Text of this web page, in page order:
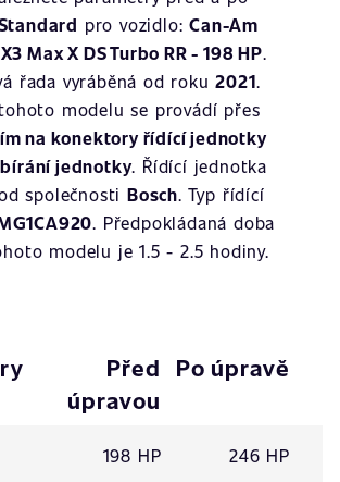
pro vozidlo:Can-Am
Max X DS Turbo RR - 198 HP.
řada vyráběná od roku2021.
modelu se provádí přes
na konektory řídící jednotky
jednotky. Řídící jednotka
společnosti Bosch. Typ řídící
. Předpokládaná doba
modelu je 1.5 - 2.5 hodiny.
Před
úpravou
Po úpravě
198 HP 246 HP